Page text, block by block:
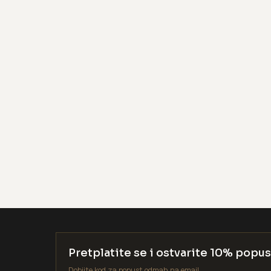
Pretplatite se i ostvarite 10%